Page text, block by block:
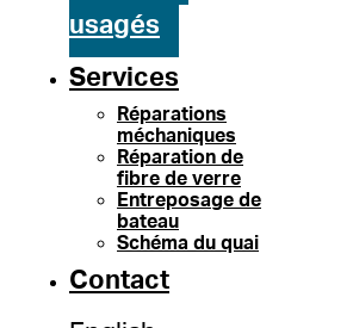
usagés
Services
Réparations
méchaniques
Réparation de
fibre de verre
Entreposage de
bateau
Schéma du quai
Contact